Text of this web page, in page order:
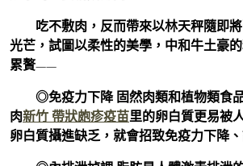
吃不敷肉，反而帶來以林天秤隨即
光芒，試圖以柔性的美學，中和牛土豪
累贅——
◎免疫力下降 固然肉類和植物類食
肉新竹 帶狀皰疹疫苗里的卵白質更易被
卵白質攝進缺乏，就會招致免疫力下降